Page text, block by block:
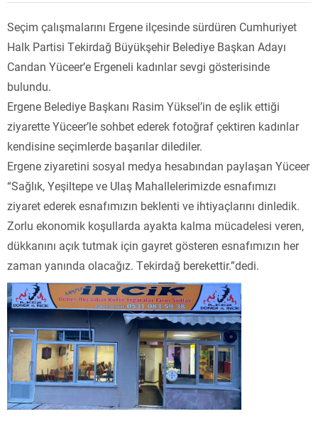
Seçim çalışmalarını Ergene ilçesinde sürdüren Cumhuriyet
Halk Partisi Tekirdağ Büyükşehir Belediye Başkan Adayı
Candan Yüceer’e Ergeneli kadınlar sevgi gösterisinde
bulundu.
Ergene Belediye Başkanı Rasim Yüksel’in de eşlik ettiği
ziyarette Yüceer’le sohbet ederek fotoğraf çektiren kadınlar
kendisine seçimlerde başarılar dilediler.
Ergene ziyaretini sosyal medya hesabından paylaşan Yüceer
“Sağlık, Yeşiltepe ve Ulaş Mahallelerimizde esnafımızı
ziyaret ederek esnafımızın beklenti ve ihtiyaçlarını dinledik.
Zorlu ekonomik koşullarda ayakta kalma mücadelesi veren,
dükkanını açık tutmak için gayret gösteren esnafımızın her
zaman yanında olacağız. Tekirdağ berekettir.”dedi.